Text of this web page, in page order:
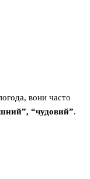
вони часто
“чудовий”.